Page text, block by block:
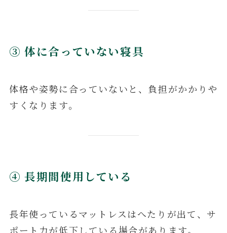
③ 体に合っていない寝具
体格や姿勢に合っていないと、負担がかかりや
すくなります。
④ 長期間使用している
長年使っているマットレスはへたりが出て、サ
ポート力が低下している場合があります。